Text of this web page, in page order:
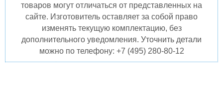
товаров могут отличаться от представленных на
сайте. Изготовитель оставляет за собой право
изменять текущую комплектацию, без
дополнительного уведомления. Уточнить детали
можно по телефону: +7 (495) 280-80-12